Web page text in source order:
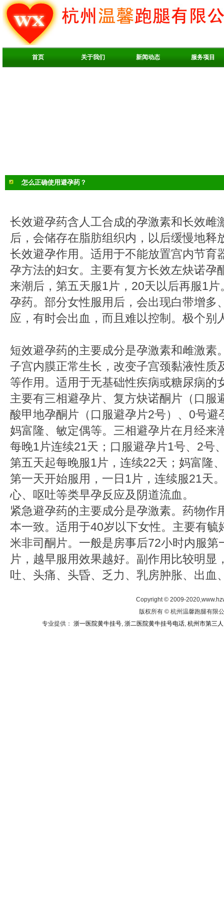
首页 关于我们 新闻动态 服务项目
怎么正确使用避孕药？
长效避孕药含人工合成的孕激素和长效雌
后，会储存在脂肪组织内，以后缓慢地释
长效避孕作用。适用于不能放置宫内节育
孕方法的妇女。主要有复方长效左炔诺孕
来潮后，第五天服1片，20天以后再服1
孕药。部分女性服用后，会出现白带增多
应，有时会出血，而且难以控制。极个别
短效避孕药的主要成分是孕激素和雌激素
子宫内膜正常生长，改变子宫颈黏液性质
等作用。适用于无基础性疾病或糖尿
主要有三相避孕片、复方炔诺酮片（口服
酸甲地孕酮片（口服避孕片2号）、0号避
妈富隆、敏定偶等。三相避孕片在月经来
每晚1片连续21天；口服避孕片1号、2号
第五天起每晚服1片，连续22天；妈富隆
第一天开始服用，一日1片，连续服21天
心、呕吐等类早孕反应及阴道流血。
紧急避孕药的主要成分是孕激素。药物作
本一致。适用于40岁以下女性。主要有毓
米非司酮片。一般是房事后72小时内服第
片，越早服用效果越好。副作用比较明显
吐、头痛、头昏、乏力、乳房肿胀、出血
Copyright © 2009-
版权所有 © 杭州温馨跑腿有限
专业提供： 浙一医院黄牛挂号, 浙二医院黄牛挂号电话, 杭州市第三